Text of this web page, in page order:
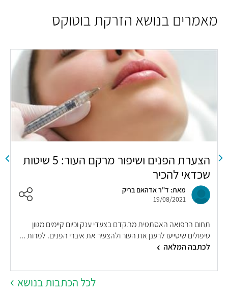
מאמרים בנושא הזרקת בוטוקס
הצערת הפנים ושיפור מרקם העור: 5 שיטות
שכדאי להכיר
מאת: ד"ר אדהאם בריק
19/08/2021
תחום הרפואה האסתטית מתקדם בצעדי ענק וכיום קיימים מגוון
טיפולים שיסייעו לרענן את העור ולהצעיר את איברי הפנים. למרות ...
לכתבה המלאה
לכל הכתבות בנושא